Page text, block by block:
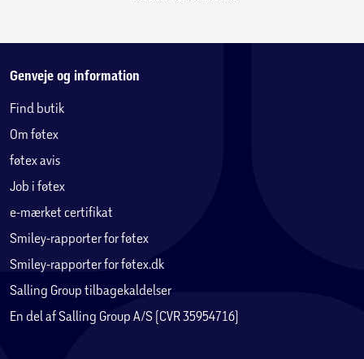
Genveje og information
Find butik
Om føtex
føtex avis
Job i føtex
e-mærket certifikat
Smiley-rapporter for føtex
Smiley-rapporter for føtex.dk
Salling Group tilbagekaldelser
En del af Salling Group A/S (CVR 35954716)